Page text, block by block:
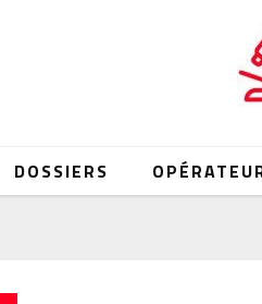
DOSSIERS